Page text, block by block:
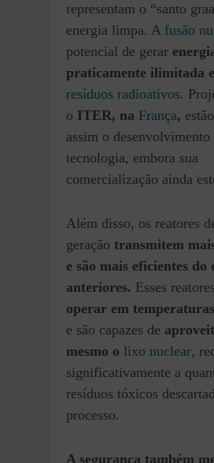
representam o “santo
energia limpa. A fusão
potencial de gerar
praticamente ilimitada
resíduos radioativos.
o ITER, na França,
assim o desenvolvimento
tecnologia, embora sua
comercialização ainda
Além disso, os reatores
geração transmitem
e são mais eficientes do
anteriores. Esses
operar em
e são capazes de
mesmo o lixo nuclear,
significativamente a
resíduos tóxicos
processo.
A segurança também